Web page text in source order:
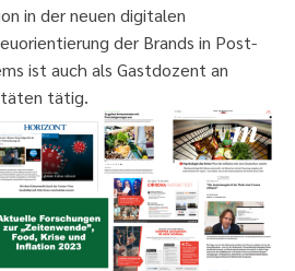
in der neuen digitalen
der Brands in Post-
ist auch als Gastdozent an
tätig.